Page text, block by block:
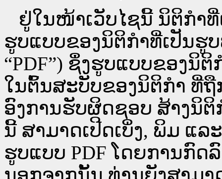
ຢູ່ໃນໜ້າ​ເວັບ​ໄຊ​ນີ້ ນິຕິກຳ
ຮູບແບບຂອງນິຕິກໍາທີ່ເປັນຮູບພ
“PDF”) ຊຶ່ງຮູບແບບຂອງນິ
ໃນຕົ້ນສະບັບຂອງນິຕິກໍາ ທີ່
ອົງການຮັບຜິດຊອບ ສ້າງນິຕິ
ນີ້ ສາມາດເປີດເບິ່ງ, ພິມ ແລ
ຮູບແບບ PDF ໂດຍການກົດ
ນອກຈາກນັ້ນ ທ່ານຍັງສາມາ